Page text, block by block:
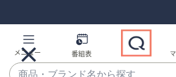
Links
Links2
メニュー 番組表
商